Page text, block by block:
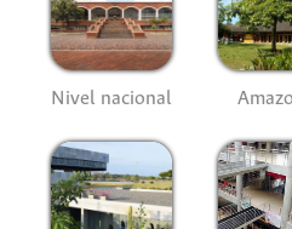
Nivel nacional